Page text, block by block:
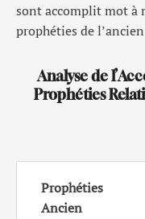
sont accomplit mot à
prophéties de
Analyse de
Prophéties
Prophéties
Ancien